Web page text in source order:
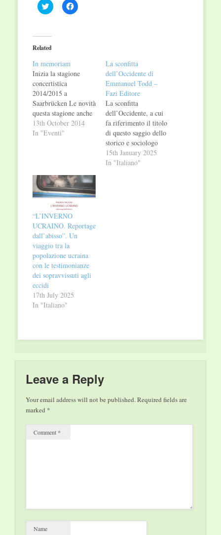
Click
to
(Opens
in
new
Click
to
Related
In memoriam
Inizia la stagione
concertistica
2014/2015 a
Saarbrücken Le novità
questa stagione anche
nel settore sinfonico.
È la prima stagione di
tema, un titolo, un
concetto di base. Il
primo è emblematico
e commemorativo allo
stesso tempo: IN…
13th October 2014
In "Eventi"
La sconfitta
dell’Occidente di
Emmanuel Todd –
Fazi Editore
La sconfitta
dell’Occidente, a cui
fa riferimento il titolo
di questo saggio dello
storico e sociologo
francese Emmanuel
Todd è duplice. Si
15th January 2025
In "Italiano"
“L’INVERNO
UCRAINO. Reportage
dall’abisso”. Un
viaggio tra la
popolazione ucraina
con le testimonianze
dei sopravvissuti agli
eccidi
17th July 2025
In "Italiano"
Leave a Reply
Your email address will not be published.Required fields are
marked *
Comment *
Name